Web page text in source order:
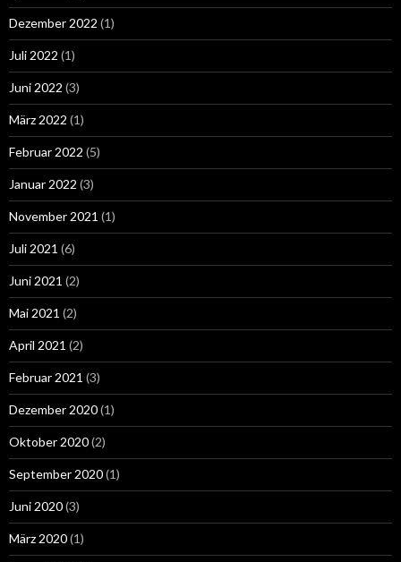
Dezember 2022 (1)
Juli 2022 (1)
Juni 2022 (3)
März 2022 (1)
Februar 2022 (5)
Januar 2022 (3)
November 2021 (1)
Juli 2021 (6)
Juni 2021 (2)
Mai 2021 (2)
April 2021 (2)
Februar 2021 (3)
Dezember 2020(1)
Oktober 2020(2)
September 2020(1)
Juni 2020(3)
März 2020(1)